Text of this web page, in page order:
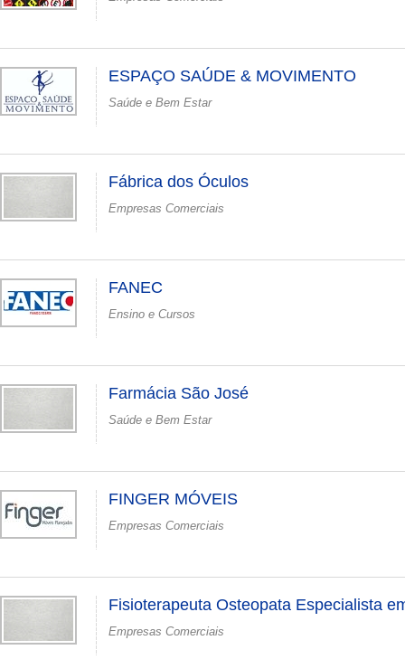
ESPAÇO SAÚDE & MOVIMENTO
Saúde e Bem Estar
Fábrica dos Óculos
Empresas Comerciais
FANEC
Ensino e Cursos
Farmácia São José
Saúde e Bem Estar
FINGER MÓVEIS
Empresas Comerciais
Fisioterapeuta Osteopata Especialista
Empresas Comerciais